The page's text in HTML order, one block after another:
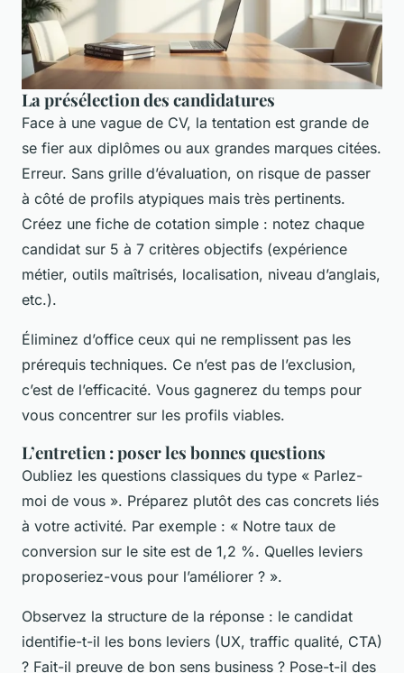
La présélection des candidatures
Face à une vague de CV, la tentation est grande de
se fier aux diplômes ou aux grandes marques citées.
Erreur. Sans grille d’évaluation, on risque de passer
à côté de profils atypiques mais très pertinents.
Créez une fiche de cotation simple : notez chaque
candidat sur 5 à 7 critères objectifs (expérience
métier, outils maîtrisés, localisation, niveau d’anglais,
etc.).
Éliminez d’office ceux qui ne remplissent pas les
prérequis techniques. Ce n’est pas de l’exclusion,
c’est de l’efficacité. Vous gagnerez du temps pour
vous concentrer sur les profils viables.
L’entretien : poser les bonnes questions
Oubliez les questions classiques du type « Parlez-
moi de vous ». Préparez plutôt des cas concrets liés
à votre activité. Par exemple : « Notre taux de
conversion sur le site est de 1,2 %. Quelles leviers
proposeriez-vous pour l’améliorer ? ».
Observez la structure de la réponse : le candidat
identifie-t-il les bons leviers (UX, traffic qualité, CTA)
? Fait-il preuve de bon sens business ? Pose-t-il des